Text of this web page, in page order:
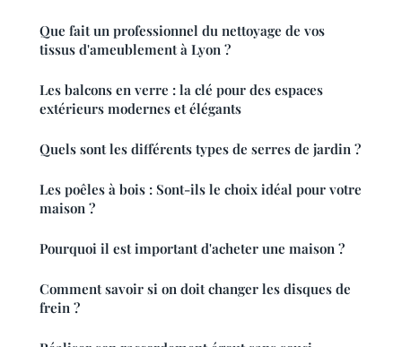
Que fait un professionnel du nettoyage de vos
tissus d'ameublement à Lyon ?
Les balcons en verre : la clé pour des espaces
extérieurs modernes et élégants
Quels sont les différents types de serres de jardin ?
Les poêles à bois : Sont-ils le choix idéal pour votre
maison ?
Pourquoi il est important d'acheter une maison ?
Comment savoir si on doit changer les disques de
frein ?